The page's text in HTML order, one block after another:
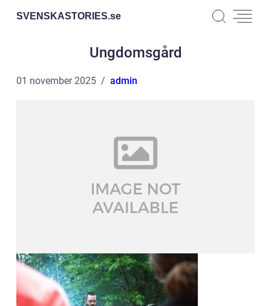
SVENSKASTORIES.se
Ungdomsgård
01 november 2025 admin